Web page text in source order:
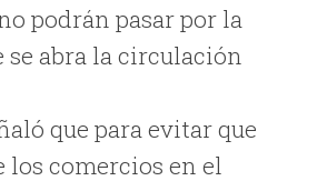
podrán pasar por la
se abra la circulación
que para evitar que
los comercios en el